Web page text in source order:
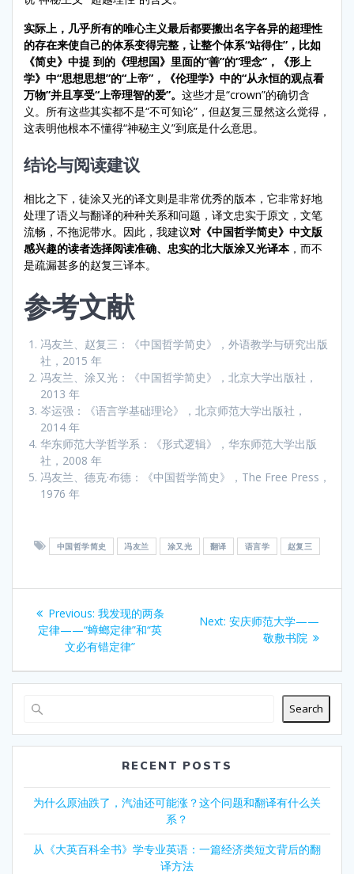
实际上，几乎所有的唯心主义最后都要搬出名字各异的超理性
的存在来使自己的体系变得完整，让整个体系“站得住”，比如
《简史》中提 到的《理想国》里面的“善”的“理念”，《形上
学》中“思想思想”的“上帝”，《伦理学》中的“从永恒的观点看
万物”并且享受“上帝理智的爱”。 这些才是“crown”的确切含
义。所有这些其实都不是“不可知论”，但赵复三显然这么觉得，
这表明他根本不懂得“神秘主义”到底是什么意思。
结论与阅读建议
相比之下，徒涂又光的译文则是非常优秀的版本，它非常好地
处理了语义与翻译的种种关系和问题，译文忠实于原文，文笔
流畅，不拖泥带水。因此，我建议对《中国哲学简史》中文版
感兴趣的读者选择阅读准确、忠实的北大版涂又光译本，而不
是疏漏甚多的赵复三译本。
参考文献
冯友兰、赵复三：《中国哲学简史》，外语教学与研究出版
社，2015 年
冯友兰、涂又光：《中国哲学简史》，北京大学出版社，
2013 年
岑运强：《语言学基础理论》，北京师范大学出版社，
2014 年
华东师范大学哲学系：《形式逻辑》，华东师范大学出版
社，2008 年
冯友兰、德克·布德：《中国哲学简史》，The Free Press，
1976 年
中国哲学简史 冯友兰 涂又光 翻译 语言学 赵复三
Post
navigation
Previous: Previous
post:
我发现的两条
定律——“蟑螂定律”和“英
文必有错定律”
Next: Next
安庆师范大学——
敬敷书院
Search
RECENT POSTS
为什么原油跌了，汽油还可能涨？这个问题和翻译有什么关
系？
从《大英百科全书》学专业英语：一篇经济类短文背后的翻
译方法